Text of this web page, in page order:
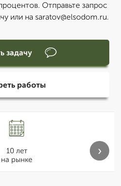
Отправьте запрос
или на saratov@elsodom.ru.
задачу
работы
10 лет
на рынке
›